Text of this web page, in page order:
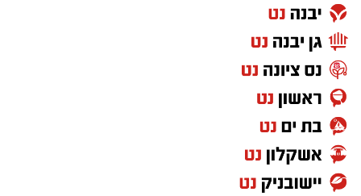
איימו על הקורבנות שאם ידברו הם יגיעו עד לביתם,
זרקו את הטלפונים ונמלטו מהמקום.
נטיפס - רשת חברתית לטיפים והמלצות
שערים חשמליים בבאר שבע
מסלולים לטיולים